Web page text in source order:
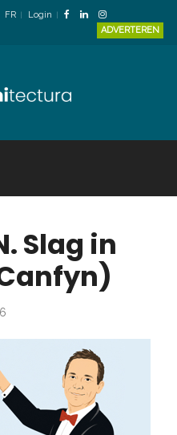
FR
Login
ADVERTEREN
Slag in